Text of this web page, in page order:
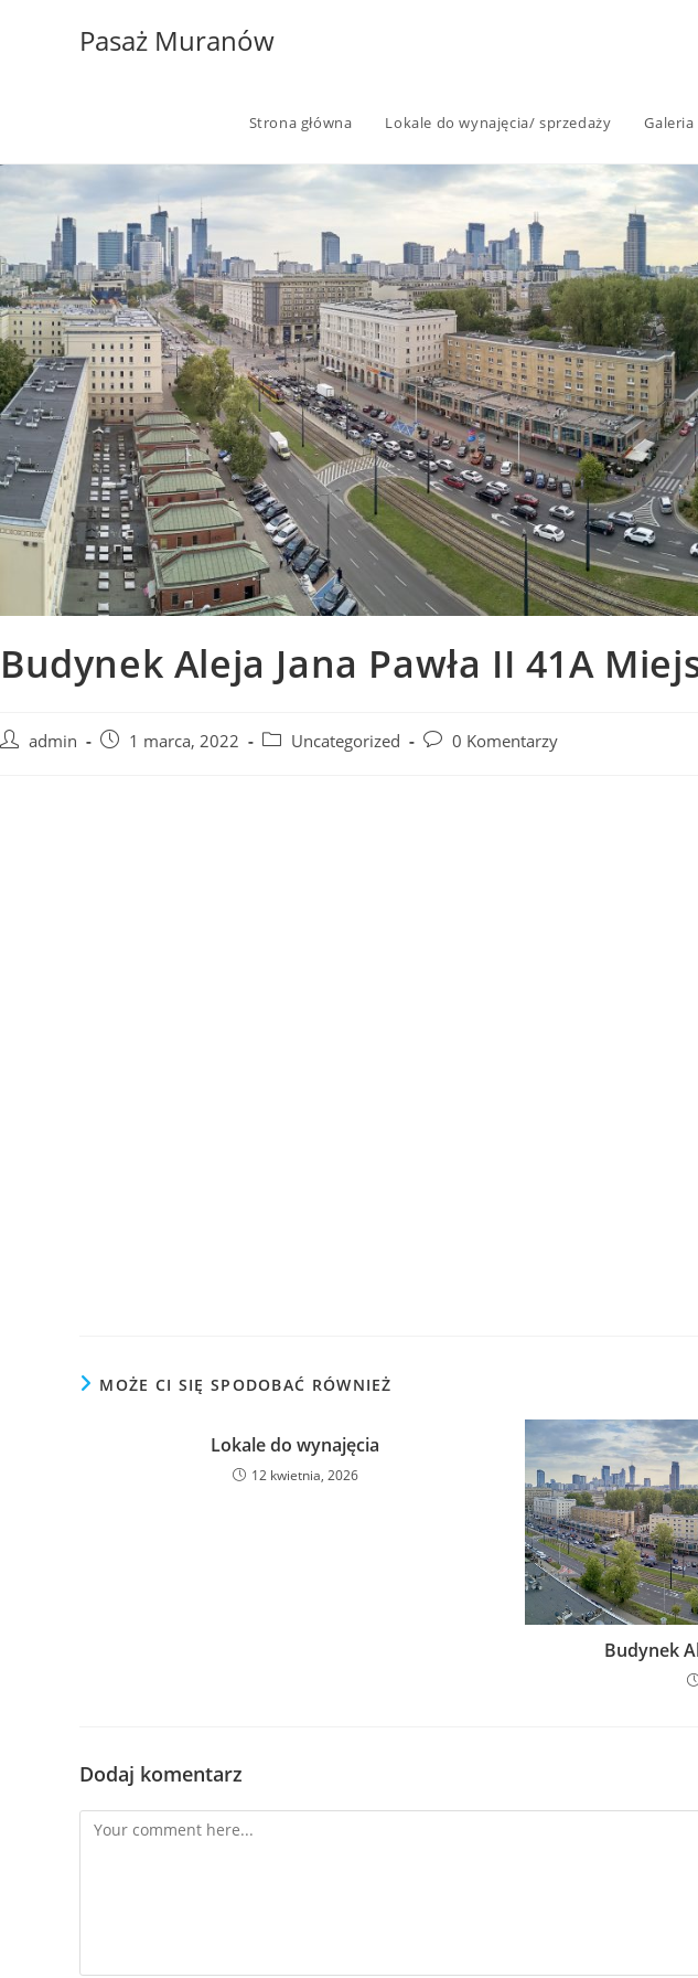
Pasaż Muranów
Strona główna Lokale do wynajęcia/ sprzedaży Galeria
Budynek Aleja Jana Pawła II 41A
Postadmin
Post 1 marca, 2022
Post Uncategorized
Post0 Komentarzy
MOŻE CI SIĘ SPODOBAĆ RÓWNIEŻ
Lokale do wynajęcia
12 kwietnia, 2026
Budynek
Dodaj komentarz
Comment